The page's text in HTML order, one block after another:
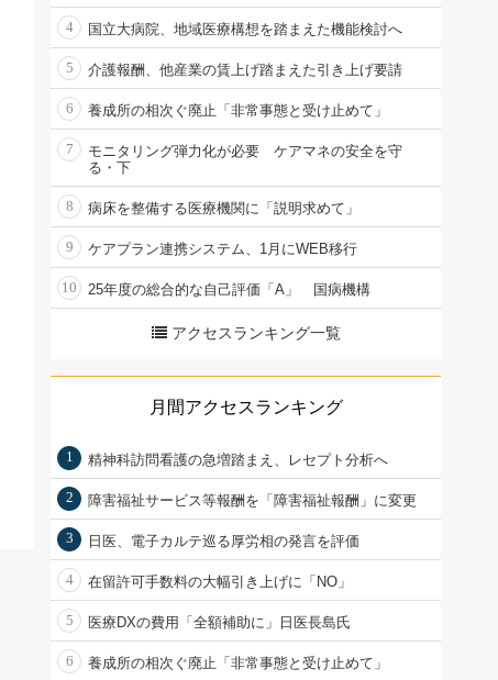
4 国立大病院、地域医療構想を踏まえた機能検討へ
5 介護報酬、他産業の賃上げ踏まえた引き上げ要請
6 養成所の相次ぐ廃止「非常事態と受け止めて」
7
モニタリング弾力化が必要 ケアマネの安全を守
る・下
8 病床を整備する医療機関に「説明求めて」
9 ケアプラン連携システム、1月にWEB移行
10 25年度の総合的な自己評価「A」 国病機構
アクセスランキング一覧
月間アクセスランキング
1 精神科訪問看護の急増踏まえ、レセプト分析へ
2 障害福祉サービス等報酬を「障害福祉報酬」に変更
3 日医、電子カルテ巡る厚労相の発言を評価
4 在留許可手数料の大幅引き上げに「NO」
5 医療DXの費用「全額補助に」日医長島氏
6 養成所の相次ぐ廃止「非常事態と受け止めて」